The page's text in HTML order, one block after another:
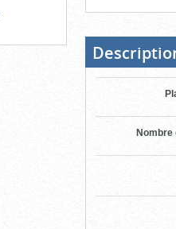
bloc
d'onglets
Nombre